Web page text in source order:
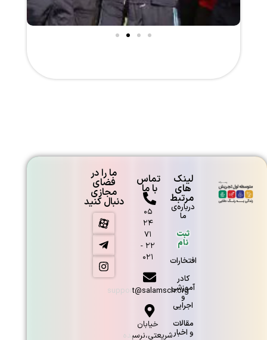
لینک
های
مرتبط
درباره‌ی
ما
ثبت
نام
افتخارات
کادر
آموزشی
و
اجرایی
مقالات
و اخبار
تماس
با ما
۰۵
۲۴
۷۱
۲۲ -
۰۲۱
support@salamsch.org
خیابان
شریعتی،نرسیده
ما را در
فضای
مجازی
دنبال کنید